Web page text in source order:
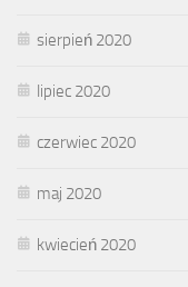
sierpień 2020
lipiec 2020
czerwiec 2020
maj 2020
kwiecień 2020